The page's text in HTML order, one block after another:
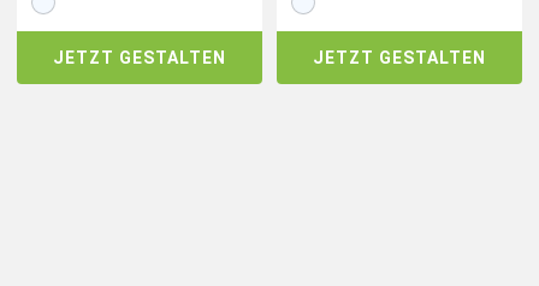
JETZT GESTALTEN JETZT GESTALTEN